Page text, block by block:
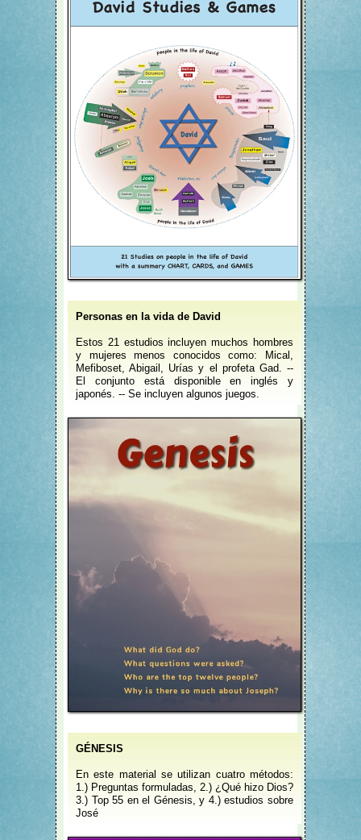
Personas en la vida de David
Estos 21 estudios incluyen muchos hombres
y mujeres menos conocidos como: Mical,
Mefiboset, Abigail, Urías y el profeta Gad. --
El conjunto está disponible en inglés y
japonés. -- Se incluyen algunos juegos.
GÉNESIS
En este material se utilizan cuatro métodos:
1.) Preguntas formuladas, 2.) ¿Qué hizo Dios?
3.) Top 55 en el Génesis, y 4.) estudios sobre
José